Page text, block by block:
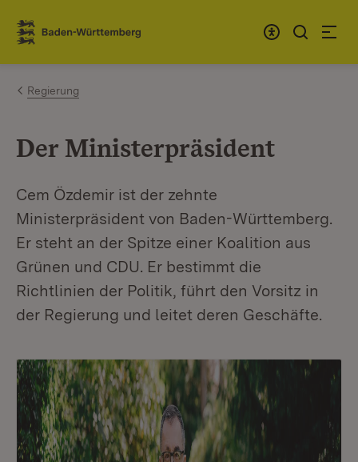
Zum Inhalt springen
Link zur Startseite
Regierung
Der Ministerpräsident
Cem Özdemir ist der zehnte
Ministerpräsident von Baden-Württemberg.
Er steht an der Spitze einer Koalition aus
Grünen und CDU. Er bestimmt die
Richtlinien der Politik, führt den Vorsitz in
der Regierung und leitet deren Geschäfte.